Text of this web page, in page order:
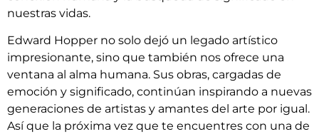
nuestras vidas.
Edward Hopper no solo dejó un legado artístico
impresionante, sino que también nos ofrece una
ventana al alma humana. Sus obras, cargadas de
emoción y significado, continúan inspirando a nuevas
generaciones de artistas y amantes del arte por igual.
Así que la próxima vez que te encuentres con una de